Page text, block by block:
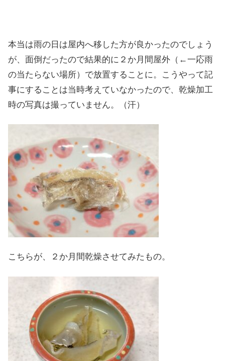
本当は雨の日は屋内へ移した方が良かったのでしょう
が、面倒だったので結果的に２か月間屋外（←一応雨
の当たらない場所）で放置することに。こうやって記
事にすることは当時考えていなかったので、乾燥加工
時の写真は撮っていません。（汗）
こちらが、２か月間乾燥させてみたもの。